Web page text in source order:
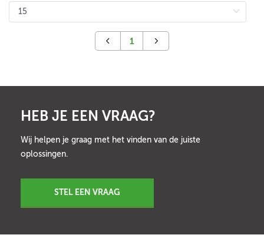
1
HEB JE EEN VRAAG?
Wij helpen je graag met het vinden van de juiste
oplossingen.
STEL EEN VRAAG